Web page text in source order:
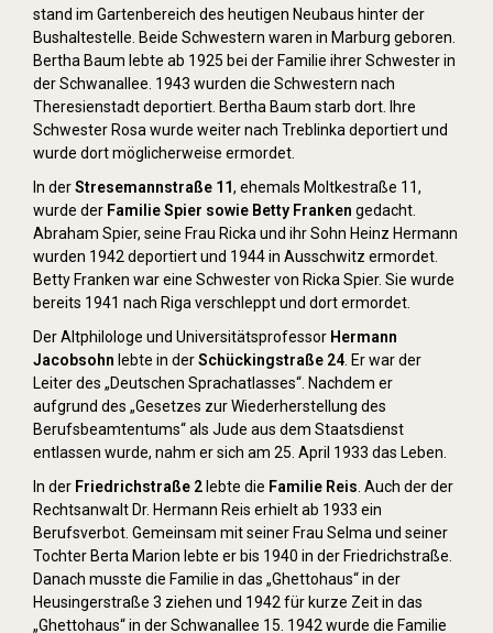
stand im Gartenbereich des heutigen Neubaus hinter der
Bushaltestelle. Beide Schwestern waren in Marburg geboren.
Bertha Baum lebte ab 1925 bei der Familie ihrer Schwester in
der Schwanallee. 1943 wurden die Schwestern nach
Theresienstadt deportiert. Bertha Baum starb dort. Ihre
Schwester Rosa wurde weiter nach Treblinka deportiert und
wurde dort möglicherweise ermordet.
In derStresemannstraße 11, ehemals Moltkestraße 11,
wurde der Familie Spier sowie Betty Franken gedacht.
Abraham Spier, seine Frau Ricka und ihr Sohn Heinz Hermann
wurden 1942 deportiert und 1944 in Ausschwitz ermordet.
Betty Franken war eine Schwester von Ricka Spier. Sie wurde
bereits 1941 nach Riga verschleppt und dort ermordet.
Der Altphilologe und Universitätsprofessor Hermann
Jacobsohn lebte in derSchückingstraße 24 . Er war der
Leiter des „Deutschen Sprachatlasses“. Nachdem er
aufgrund des „Gesetzes zur Wiederherstellung des
Berufsbeamtentums“ als Jude aus dem Staatsdienst
entlassen wurde, nahm er sich am 25. April 1933 das Leben.
In der Friedrichstraße 2 lebte die Familie Reis . Auch der der
Rechtsanwalt Dr. Hermann Reis erhielt ab 1933 ein
Berufsverbot. Gemeinsam mit seiner Frau Selma und seiner
Tochter Berta Marion lebte er bis 1940 in der Friedrichstraße.
Danach musste die Familie in das „Ghettohaus“ in der
Heusingerstraße 3 ziehen und 1942 für kurze Zeit in das
„Ghettohaus“ in der Schwanallee 15. 1942 wurde die Familie